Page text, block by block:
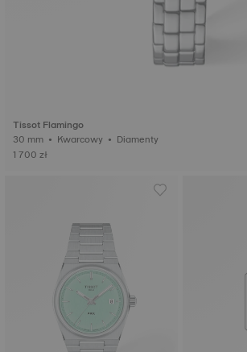
Tissot Flamingo
30 mm • Kwarcowy • Diamenty
1 700 zł